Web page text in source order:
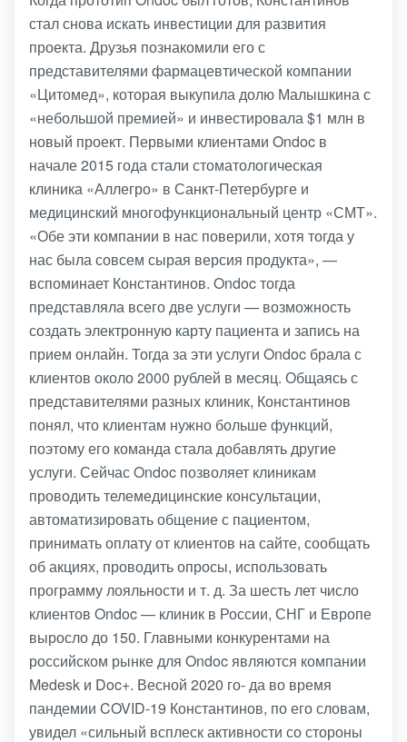
стал снова искать инвестиции для развития
проекта. Друзья познакомили его с
представителями фармацевтической компании
«Цитомед», которая выкупила долю Малышкина с
«небольшой премией» и инвестировала $1 млн в
новый проект. Первыми клиентами Ondoc в
начале 2015 года стали стоматологическая
клиника «Аллегро» в Санкт-Петербурге и
медицинский многофункциональный центр «СМТ».
«Обе эти компании в нас поверили, хотя тогда у
нас была совсем сырая версия продукта», —
вспоминает Константинов. Ondoc тогда
представляла всего две услуги — возможность
создать электронную карту пациента и запись на
прием онлайн. Тогда за эти услуги Ondoc брала с
клиентов около 2000 рублей в месяц. Общаясь с
представителями разных клиник, Константинов
понял, что клиентам нужно больше функций,
поэтому его команда стала добавлять другие
услуги. Сейчас Ondoc позволяет клиникам
проводить телемедицинские консультации,
автоматизировать общение с пациентом,
принимать оплату от клиентов на сайте, сообщать
об акциях, проводить опросы, использовать
программу лояльности и т. д. За шесть лет число
клиентов Ondoc — клиник в России, СНГ и Европе
выросло до 150. Главными конкурентами на
российском рынке для Ondoc являются компании
Medesk и Doc+. Весной 2020 го- да во время
пандемии COVID-19 Константинов, по его словам,
увидел «сильный всплеск активности со стороны